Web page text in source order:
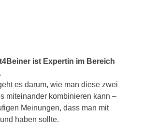
ist Expertin im Bereich
es darum, wie man diese zwei
miteinander kombinieren kann –
Meinungen, dass man mit
haben sollte.